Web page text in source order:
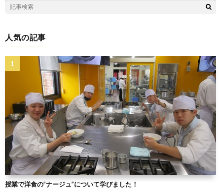
人気の記事
授業で洋食の”ナージュ”について学びました！